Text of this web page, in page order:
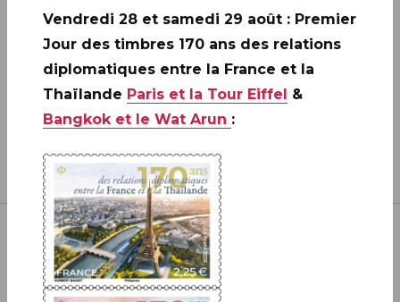
Vendredi 28 et samedi 29 août : Premier
Jour des timbres 170 ans des relations
diplomatiques entre la France et la
Thaïlande Paris et la Tour Eiffel &
Bangkok et le Wat Arun :